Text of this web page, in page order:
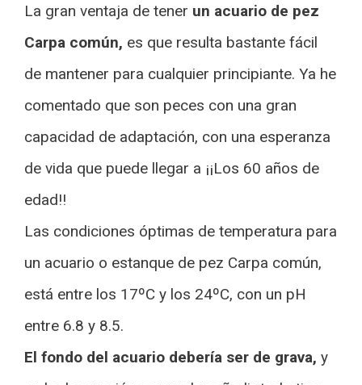
La gran ventaja de tener un acuario de pez
Carpa común, es que resulta bastante fácil
de mantener para cualquier principiante. Ya he
comentado que son peces con una gran
capacidad de adaptación, con una esperanza
de vida que puede llegar a ¡¡Los 60 años de
edad!!
Las condiciones óptimas de temperatura para
un acuario o estanque de pez Carpa común,
está entre los 17ºC y los 24ºC, con un pH
entre 6.8 y 8.5.
El fondo del acuario debería ser de grava, y